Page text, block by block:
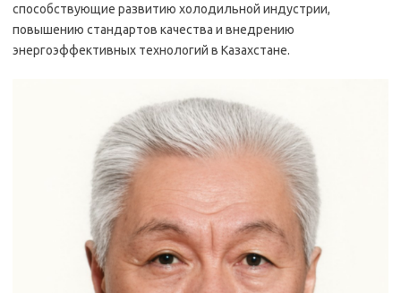
способствующие развитию холодильной индустрии,
повышению стандартов качества и внедрению
энергоэффективных технологий в Казахстане.